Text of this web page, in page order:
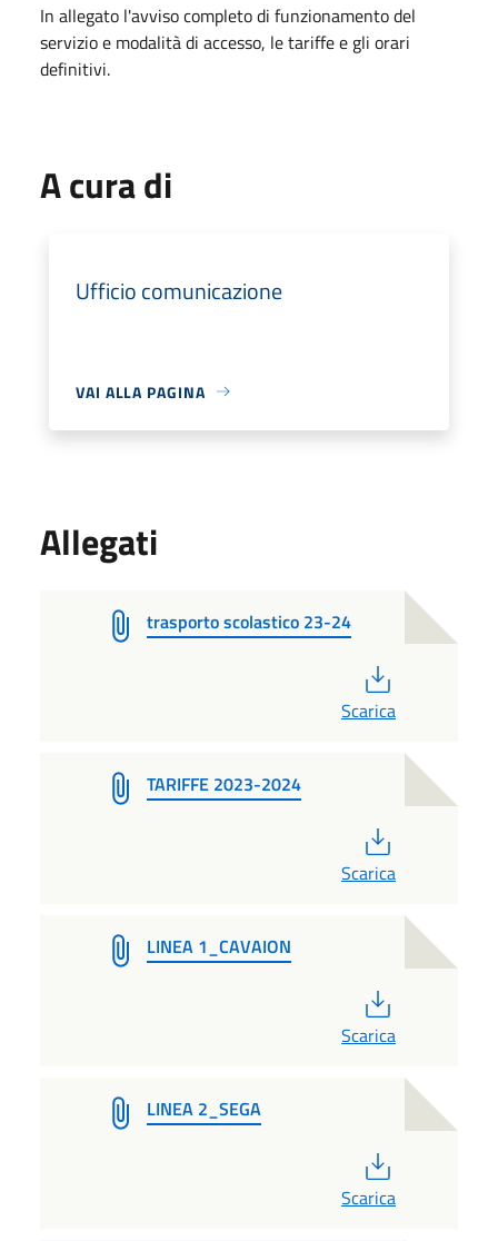
In allegato l'avviso completo di funzionamento del
servizio e modalità di accesso, le tariffe e gli orari
definitivi.
A cura di
Ufficio comunicazione
VAI ALLA PAGINA
Allegati
trasporto scolastico 23-24
Scarica
TARIFFE 2023-2024
Scarica
LINEA 1_CAVAION
Scarica
LINEA 2_SEGA
Scarica